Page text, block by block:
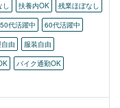
し 扶養内OK
残業ほぼなし
50代活躍中
60代活躍中
由
服装自由
バイク通勤OK